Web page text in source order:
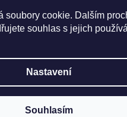
soubory cookie. Dalším
souhlas s jejich
Nastavení
Souhlasím
Více o prodejně
JK šperky.
Upravit nastavení